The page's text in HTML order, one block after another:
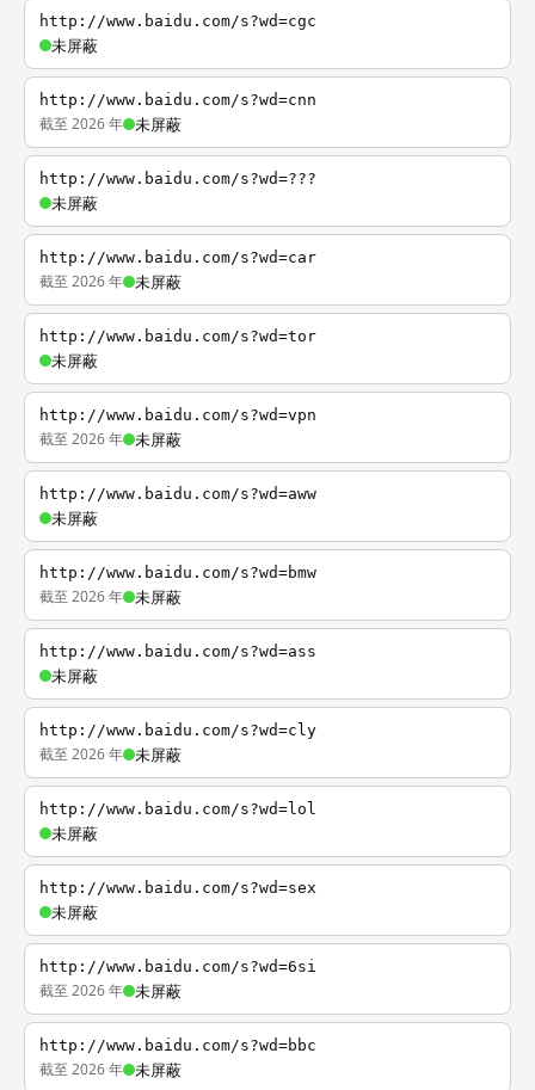
http://www.baidu.com/s?wd=cgc
未屏蔽
http://www.baidu.com/s?wd=cnn
截至 2026 年 未屏蔽
http://www.baidu.com/s?wd=???
未屏蔽
http://www.baidu.com/s?wd=car
截至 2026 年 未屏蔽
http://www.baidu.com/s?wd=tor
未屏蔽
http://www.baidu.com/s?wd=vpn
截至 2026 年 未屏蔽
http://www.baidu.com/s?wd=aww
未屏蔽
http://www.baidu.com/s?wd=bmw
截至 2026 年 未屏蔽
http://www.baidu.com/s?wd=ass
未屏蔽
http://www.baidu.com/s?wd=cly
截至 2026 年 未屏蔽
http://www.baidu.com/s?wd=lol
未屏蔽
http://www.baidu.com/s?wd=sex
未屏蔽
http://www.baidu.com/s?wd=6si
截至 2026 年 未屏蔽
http://www.baidu.com/s?wd=bbc
截至 2026 年 未屏蔽